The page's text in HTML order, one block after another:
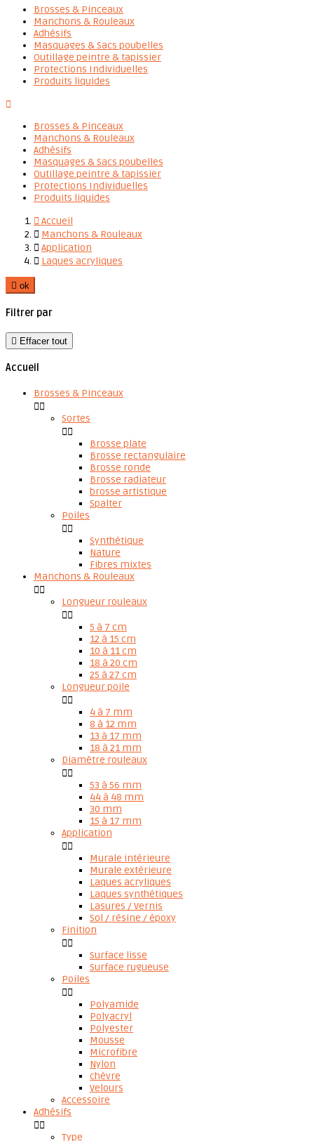
Brosses & Pinceaux
Manchons & Rouleaux
Adhésifs
Masquages & Sacs poubelles
Outillage peintre & tapissier
Protections Individuelles
Produits liquides

Brosses & Pinceaux
Manchons & Rouleaux
Adhésifs
Masquages & Sacs poubelles
Outillage peintre & tapissier
Protections Individuelles
Produits liquides
 Accueil
 Manchons & Rouleaux
 Application
 Laques acryliques
 ok
Filtrer par
 Effacer tout
Accueil
Brosses & Pinceaux

Sortes

Brosse plate
Brosse rectangulaire
Brosse ronde
Brosse radiateur
brosse artistique
Spalter
Poiles

Synthétique
Nature
Fibres mixtes
Manchons & Rouleaux

Longueur rouleaux

5 à 7 cm
12 à 15 cm
10 à 11 cm
18 à 20 cm
25 à 27 cm
Longueur poile

4 à 7 mm
8 à 12 mm
13 à 17 mm
18 à 21 mm
Diamètre rouleaux

53 à 56 mm
44 à 48 mm
30 mm
15 à 17 mm
Application

Murale intérieure
Murale extérieure
Laques acryliques
Laques synthétiques
Lasures / Vernis
Sol / résine / époxy
Finition

Surface lisse
Surface rugueuse
Poiles

Polyamide
Polyacryl
Polyester
Mousse
Microfibre
Nylon
chèvre
Velours
Accessoire
Adhésifs

Type